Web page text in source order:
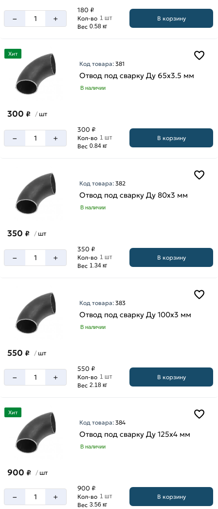
– +
180 ₽
Кол-во 1 шт
Вес 0.58 кг
В корзину
Хит
Код товара:381
Отвод под сварку Ду 65х3.5 мм
В наличии
300 ₽ / шт
– +
300 ₽
Кол-во 1 шт
Вес 0.84 кг
В корзину
Код товара:382
Отвод под сварку Ду 80х3 мм
В наличии
350 ₽ / шт
– +
350 ₽
Кол-во 1 шт
Вес 1.34 кг
В корзину
Код товара:383
Отвод под сварку Ду 100х3 мм
В наличии
550 ₽ / шт
– +
550 ₽
Кол-во 1 шт
Вес 2.18 кг
В корзину
Хит
Код товара:384
Отвод под сварку Ду 125х4 мм
В наличии
900 ₽ / шт
– +
900 ₽
Кол-во 1 шт
Вес 3.56 кг
В корзину